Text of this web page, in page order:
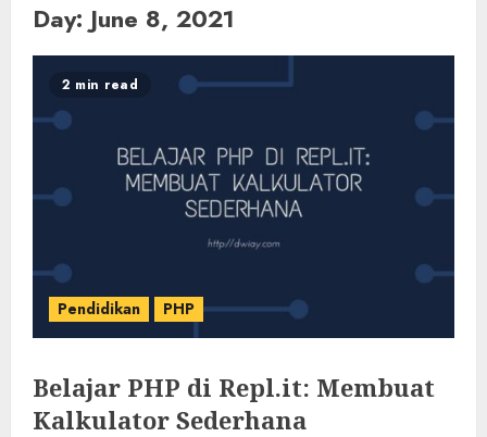
Day: June 8, 2021
2 min read
Pendidikan PHP
Belajar PHP di Repl.it: Membuat
Kalkulator Sederhana